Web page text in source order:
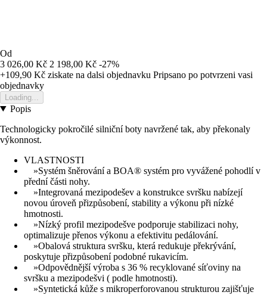
Od
3 026,00 Kč 2 198,00 Kč -27%
+109,90 Kč ziskate na dalsi objednavku Pripsano po potvrzeni vasi
objednavky
Loading...
Popis
Technologicky pokročilé silniční boty navržené tak, aby překonaly
výkonnost.
VLASTNOSTI
»Systém šněrování a BOA® systém pro vyvážené pohodlí v
přední části nohy.
»Integrovaná mezipodešev a konstrukce svršku nabízejí
novou úroveň přizpůsobení, stability a výkonu při nízké
hmotnosti.
»Nízký profil mezipodešve podporuje stabilizaci nohy,
optimalizuje přenos výkonu a efektivitu pedálování.
»Obalová struktura svršku, která redukuje překrývání,
poskytuje přizpůsobení podobné rukavicím.
»Odpovědnější výroba s 36 % recyklované síťoviny na
svršku a mezipodešvi ( podle hmotnosti).
»Syntetická kůže s mikroperforovanou strukturou zajišťuje